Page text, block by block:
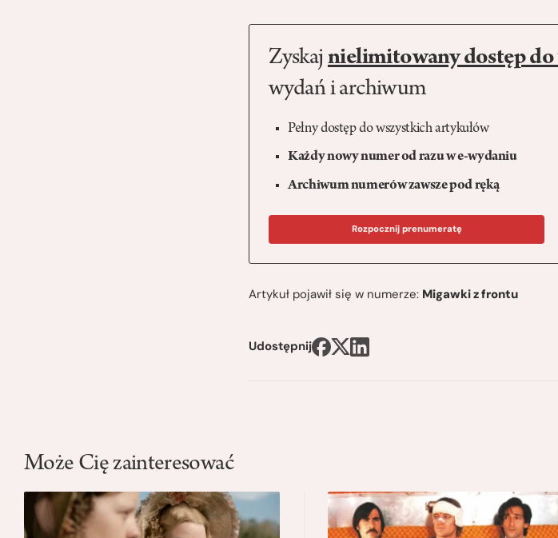
Zyskaj nielimitowany dostęp
wydań i archiwum
Pełny dostęp do wszystkich artykułów
Każdy nowy numer od razu w e-wydaniu
Archiwum numerów zawsze pod ręką
Rozpocznij prenumeratę
Artykuł pojawił się w numerze: Migawki z frontu
Udostępnij
Może Cię zainteresować